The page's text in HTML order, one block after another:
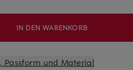
IN DEN WARENKORB
Passform und Material